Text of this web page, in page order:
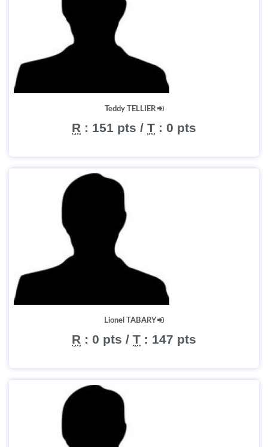
Teddy TELLIER
R : 151 pts / T : 0 pts
Lionel TABARY
R : 0 pts / T : 147 pts